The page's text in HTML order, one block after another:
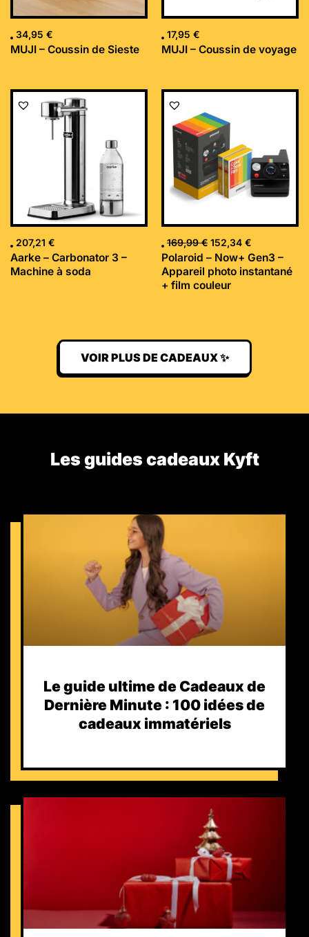
34,95 €
MUJI – Coussin de Sieste
17,95 €
MUJI – Coussin de voyage
207,21 €
Aarke – Carbonator 3 –
Machine à soda
169,99€
Le
initial
était :
169,99 €.
152,34 €
Le
Polaroid – Now+ Gen3 –
Appareil photo instantané
+ film couleur
VOIR PLUS DE CADEAUX ✨
Les guides cadeaux Kyft​
Le guide ultime de Cadeaux de
Dernière Minute : 100 idées de
cadeaux immatériels